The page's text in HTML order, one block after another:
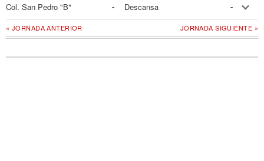
Col. San Pedro "B" - Descansa -
JORNADA SIGUIENTE »
« JORNADA ANTERIOR